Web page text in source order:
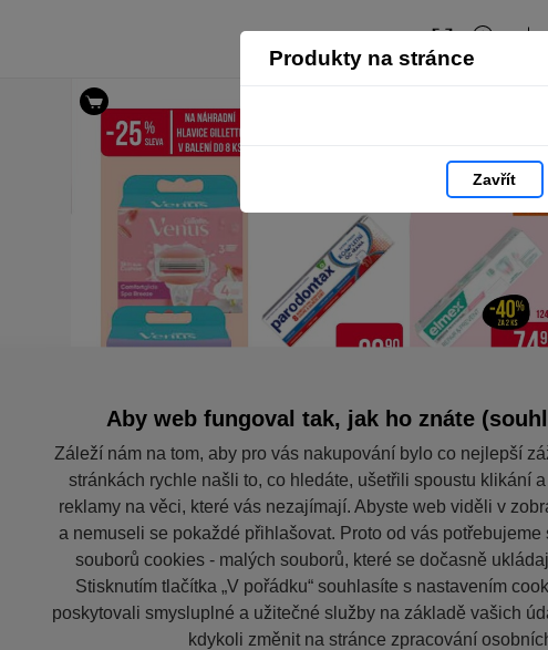
Produkty na stránce
Zavřít
Aby web fungoval tak, jak ho znáte
Záleží nám na tom, aby pro vás nakupování bylo co nejlepší
stránkách rychle našli to, co hledáte, ušetřili spoustu klikání
reklamy na věci, které vás nezajímají. Abyste web viděli v
a nemuseli se pokaždé přihlašovat. Proto od vás
souborů cookies - malých souborů, které se dočasně
Stisknutím tlačítka „V pořádku“ souhlasíte s nastavením
poskytovali smysluplné a užitečné služby na základě vašich
kdykoli změnit na stránce zpracování